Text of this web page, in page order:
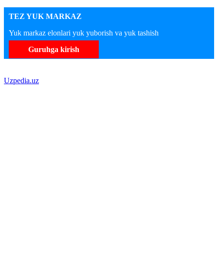
TEZ YUK MARKAZ
Yuk markaz elonlari yuk yuborish va yuk tashish
Guruhga kirish
Uzpedia.uz